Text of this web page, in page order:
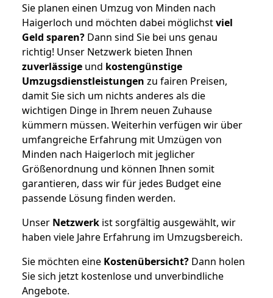
Sie planen einen Umzug von Minden nach
Haigerloch und möchten dabei möglichstviel
Geld sparen? Dann sind Sie bei uns genau
richtig! Unser Netzwerk bieten Ihnen
zuverlässige und kostengünstige
Umzugsdienstleistungen zu fairen Preisen,
damit Sie sich um nichts anderes als die
wichtigen Dinge in Ihrem neuen Zuhause
kümmern müssen. Weiterhin verfügen wir über
umfangreiche Erfahrung mit Umzügen von
Minden nach Haigerloch mit jeglicher
Größenordnung und können Ihnen somit
garantieren, dass wir für jedes Budget eine
passende Lösung finden werden.
Unser Netzwerk ist sorgfältig ausgewählt, wir
haben viele Jahre Erfahrung im Umzugsbereich.
Sie möchten eine Kostenübersicht? Dann holen
Sie sich jetzt kostenlose und unverbindliche
Angebote.